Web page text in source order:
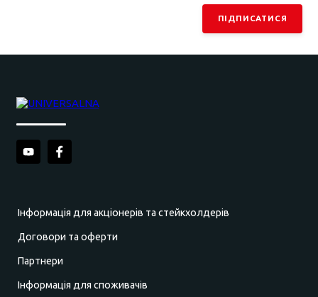
ПІДПИСАТИСЯ
Інформація для акціонерів та стейкхолдерів
Договори та оферти
Партнери
Інформація для споживачів